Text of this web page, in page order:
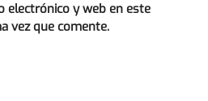
electrónico y web en este
vez que comente.